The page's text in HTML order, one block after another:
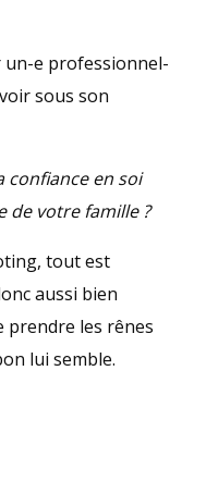
un-e professionnel-
sous son
confiance en soi
de votre famille ?
tout est
aussi bien
prendre les rênes
lui semble.